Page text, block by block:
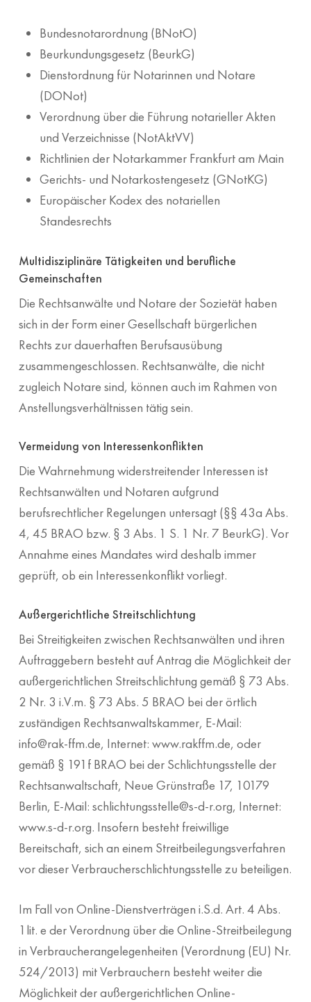
Bundesnotarordnung (BNotO)
Beurkundungsgesetz (BeurkG)
Dienstordnung für Notarinnen und Notare
(DONot)
Verordnung über die Führung notarieller Akten
und Verzeichnisse (NotAktVV)
Richtlinien der Notarkammer Frankfurt am Main
Gerichts- und Notarkostengesetz (GNotKG)
Europäischer Kodex des notariellen
Standesrechts
Multidisziplinäre Tätigkeiten und berufliche
Gemeinschaften
Die Rechtsanwälte und Notare der Sozietät haben
sich in der Form einer Gesellschaft bürgerlichen
Rechts zur dauerhaften Berufsausübung
zusammengeschlossen. Rechtsanwälte, die nicht
zugleich Notare sind, können auch im Rahmen von
Anstellungsverhältnissen tätig sein.
Vermeidung von Interessenkonflikten
Die Wahrnehmung widerstreitender Interessen ist
Rechtsanwälten und Notaren aufgrund
berufsrechtlicher Regelungen untersagt (§§ 43a Abs.
4, 45 BRAO bzw. § 3 Abs. 1 S. 1 Nr. 7 BeurkG). Vor
Annahme eines Mandates wird deshalb immer
geprüft, ob ein Interessenkonflikt vorliegt.
Außergerichtliche Streitschlichtung
Bei Streitigkeiten zwischen Rechtsanwälten und ihren
Auftraggebern besteht auf Antrag die Möglichkeit der
außergerichtlichen Streitschlichtung gemäß § 73 Abs.
2 Nr. 3 i.V.m. § 73 Abs. 5 BRAO bei der örtlich
zuständigen Rechtsanwaltskammer, E-Mail:
info@rak-ffm.de, Internet: www.rakffm.de, oder
gemäß § 191f BRAO bei der Schlichtungsstelle der
Rechtsanwaltschaft, Neue Grünstraße 17, 10179
Berlin, E-Mail: schlichtungsstelle@s-d-r.org, Internet:
www.s-d-r.org. Insofern besteht freiwillige
Bereitschaft, sich an einem Streitbeilegungsverfahren
vor dieser Verbraucherschlichtungsstelle zu beteiligen.
Im Fall von Online-Dienstverträgen i.S.d. Art. 4 Abs.
1lit. e der Verordnung über die Online-Streitbeilegung
in Verbraucherangelegenheiten (Verordnung (EU) Nr.
524/2013) mit Verbrauchern besteht weiter die
Möglichkeit der außergerichtlichen Online-